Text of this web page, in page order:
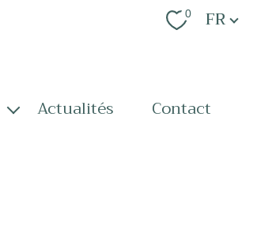
0 Langue
FR
actualités contact